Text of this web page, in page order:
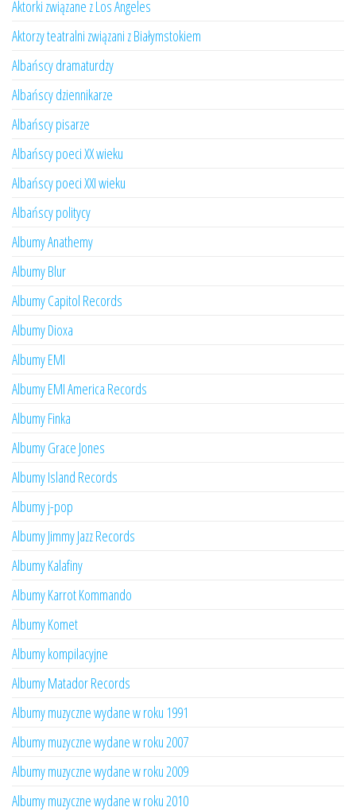
Aktorki związane z Los Angeles
Aktorzy teatralni związani z Białymstokiem
Albańscy dramaturdzy
Albańscy dziennikarze
Albańscy pisarze
Albańscy poeci XX wieku
Albańscy poeci XXI wieku
Albańscy politycy
Albumy Anathemy
Albumy Blur
Albumy Capitol Records
Albumy Dioxa
Albumy EMI
Albumy EMI America Records
Albumy Finka
Albumy Grace Jones
Albumy Island Records
Albumy j-pop
Albumy Jimmy Jazz Records
Albumy Kalafiny
Albumy Karrot Kommando
Albumy Komet
Albumy kompilacyjne
Albumy Matador Records
Albumy muzyczne wydane w roku 1991
Albumy muzyczne wydane w roku 2007
Albumy muzyczne wydane w roku 2009
Albumy muzyczne wydane w roku 2010